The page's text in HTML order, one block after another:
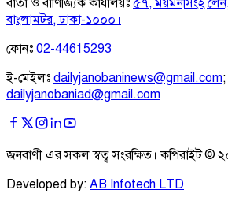
বার্তা ও বাণিজ্যিক কার্যালয়ঃ ৫৭, ময়মনসিংহ
বাংলামটর, ঢাকা-১০০০।
ফোনঃ 02-44615293
ই-মেইলঃ dailyjanobaninews@gmail.com;
dailyjanobaniad@gmail.com
জনবাণী এর সকল স্বত্ব সংরক্ষিত। কপিরাইট ©
Developed by: AB Infotech LTD